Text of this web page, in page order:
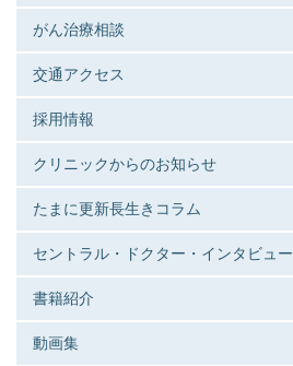
がん治療相談
交通アクセス
採用情報
クリニックからのお知らせ
たまに更新長生きコラム
セントラル・ドクター・インタビュー
書籍紹介
動画集